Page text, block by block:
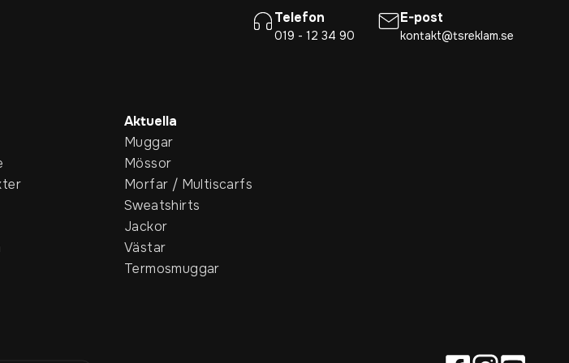
Telefon
019 - 12 34 90
E-post
kontakt@tsreklam.se
Aktuella
Muggar
Mössor
Morfar / Multiscarfs
Sweatshirts
Jackor
Västar
Termosmuggar